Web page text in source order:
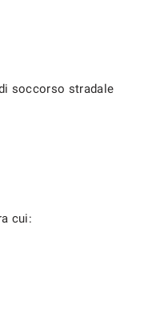
soccorso stradale
cui: